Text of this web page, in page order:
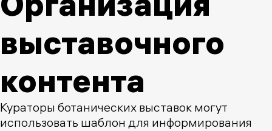
выставочного
контента
Кураторы ботанических выставок могут
использовать шаблон для информирования